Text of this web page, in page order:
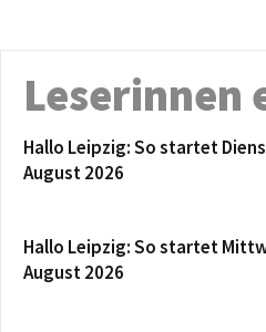
Leserinnen
Hallo Leipzig: So startet
August 2026
Hallo Leipzig: So startet
August 2026